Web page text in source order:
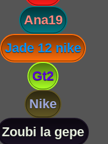
Ana19
Jade 12 nike
Gt2
Nike
Zoubi la gepe